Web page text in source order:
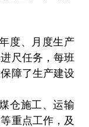
度、月度生产
尺任务，每班
障了生产建设
仓施工、运输
重点工作，及